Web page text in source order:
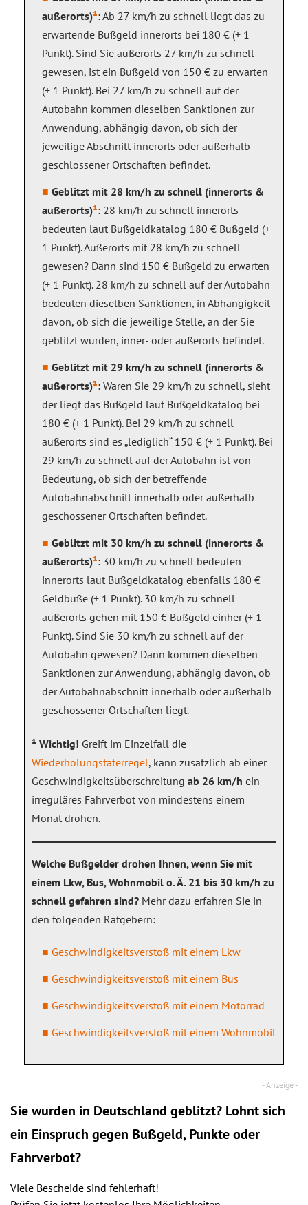
außerorts)¹:Ab 27 km/h zu schnell liegt das zu
erwartende Bußgeld innerorts bei 180 € (+ 1
Punkt). Sind Sie außerorts 27 km/h zu schnell
gewesen, ist ein Bußgeld von 150 € zu erwarten
(+ 1 Punkt). Bei 27 km/h zu schnell auf der
Autobahn kommen dieselben Sanktionen zur
Anwendung, abhängig davon, ob sich der
jeweilige Abschnitt innerorts oder außerhalb
geschlossener Ortschaften befindet.
Geblitzt mit 28 km/h zu schnell (innerorts &
außerorts)¹: 28 km/h zu schnell innerorts
bedeuten laut Bußgeldkatalog 180 € Bußgeld (+
1 Punkt). Außerorts mit 28 km/h zu schnell
gewesen? Dann sind 150 € Bußgeld zu erwarten
(+ 1 Punkt). 28 km/h zu schnell auf der Autobahn
bedeuten dieselben Sanktionen, in Abhängigkeit
davon, ob sich die jeweilige Stelle, an der Sie
geblitzt wurden, inner- oder außerorts befindet.
Geblitzt mit 29 km/h zu schnell (innerorts &
außerorts)¹: Waren Sie 29 km/h zu schnell, sieht
der liegt das Bußgeld laut Bußgeldkatalog bei
180 € (+ 1 Punkt). Bei 29 km/h zu schnell
außerorts sind es „lediglich“ 150 € (+ 1 Punkt). Bei
29 km/h zu schnell auf der Autobahn ist von
Bedeutung, ob sich der betreffende
Autobahnabschnitt innerhalb oder außerhalb
geschossener Ortschaften befindet.
Geblitzt mit 30 km/h zu schnell (innerorts &
außerorts)¹: 30 km/h zu schnell bedeuten
innerorts laut Bußgeldkatalog ebenfalls 180 €
Geldbuße (+ 1 Punkt). 30 km/h zu schnell
außerorts gehen mit 150 € Bußgeld einher (+ 1
Punkt). Sind Sie 30 km/h zu schnell auf der
Autobahn gewesen? Dann kommen dieselben
Sanktionen zur Anwendung, abhängig davon, ob
der Autobahnabschnitt innerhalb oder außerhalb
geschossener Ortschaften liegt.
¹ Wichtig! Greift im Einzelfall die
Wiederholungstäterregel, kann zusätzlich ab einer
Geschwindigkeitsüberschreitung ab 26 km/h ein
irreguläres Fahrverbot von mindestens einem
Monat drohen.
Welche Bußgelder drohen Ihnen, wenn Sie mit
einem Lkw, Bus, Wohnmobil o. Ä. 21 bis 30 km/h zu
schnell gefahren sind? Mehr dazu erfahren Sie in
den folgenden Ratgebern:
Geschwindigkeitsverstoß mit einem Lkw
Geschwindigkeitsverstoß mit einem Bus
Geschwindigkeitsverstoß mit einem Motorrad
Geschwindigkeitsverstoß mit einem Wohnmobil
Sie wurden in Deutschland geblitzt? Lohnt sich
ein Einspruch gegen Bußgeld, Punkte oder
Fahrverbot?
Viele Bescheide sind fehlerhaft!